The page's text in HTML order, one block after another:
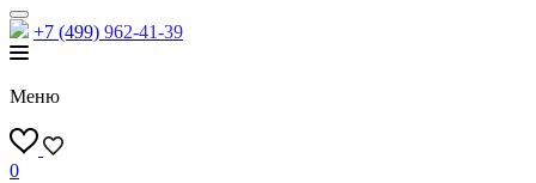
+7 (499) 962-41-39
Меню
0